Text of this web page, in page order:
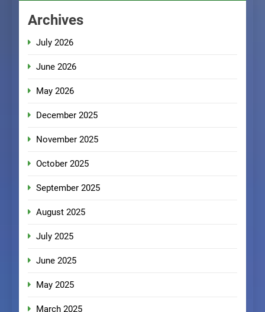
Archives
July 2026
June 2026
May 2026
December 2025
November 2025
October 2025
September 2025
August 2025
July 2025
June 2025
May 2025
March 2025